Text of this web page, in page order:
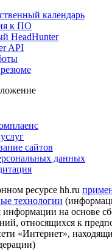
календарь
к ПО
HeadHunter
API
сайтов
данных
ресурсе hh.ru
технологии
информации на основе
относящихся к
«Интернет»,